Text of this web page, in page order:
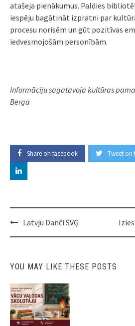
atašeja pienākumus. Paldies
iespēju bagātināt izpratni par
procesu norisēm un gūt pozitīvas
iedvesmojošām personībām.
Informāciju sagatavoja kultūras
Berga
Share on facebook Tweet on
PostLatvju Danči SVĢ
YOU MAY LIKE THESE POSTS